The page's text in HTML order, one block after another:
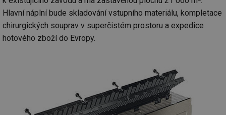
Hlavní náplní bude skladování vstupního materiálu, kompletace
chirurgických souprav v superčistém prostoru a expedice
hotového zboží do Evropy.